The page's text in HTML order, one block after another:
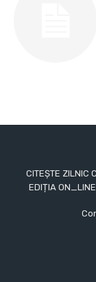
CITEȘTE ZILNIC
EDIȚIA